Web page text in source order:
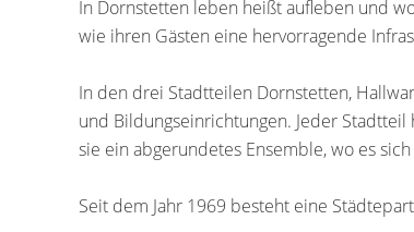
In Dornstetten leben heißt aufleben und
wie ihren Gästen eine hervorragende
In den drei Stadtteilen Dornstetten,
und Bildungseinrichtungen. Jeder
sie ein abgerundetes Ensemble, wo es
Seit dem Jahr 1969 besteht eine